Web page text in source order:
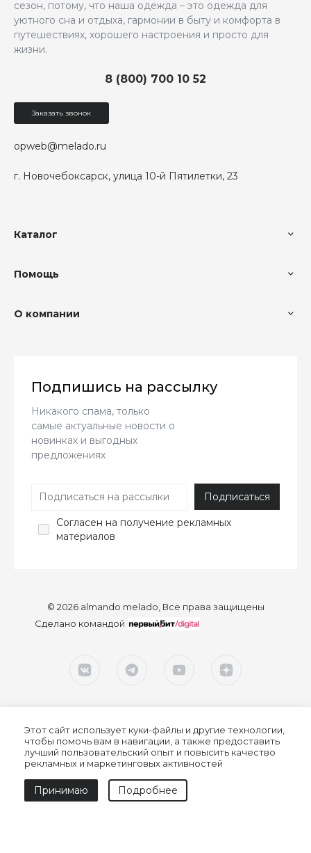
сезон, потому, что наша одежда – это одежда для
уютного сна и отдыха, гармонии в быту и комфорта в
путешествиях, хорошего настроения и просто для
жизни.
г. Новочебоксарск, улица 10-й Пятилетки, 23
8 (800) 700 10 52
opweb@melado.ru
Заказать звонок
Каталог
Помощь
О компании
Подпишись на рассылку
Никакого спама, только
самые актуальные новости о
новинках и выгодных
предложениях
Согласен на получение рекламных
материалов
© 2026 almando melado, Все права защищены
Сделано командой
Согласие на обработку персональных данных
Политика конфиденциальности
Этот сайт использует куки-файлы и другие технологии,
чтобы помочь вам в навигации, а также предоставить
лучший пользовательский опыт и повысить качество
рекламных и маркетинговых активностей
Принимаю Подробнее